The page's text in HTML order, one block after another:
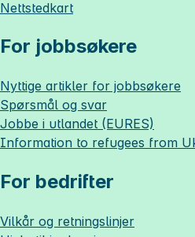
Nettstedkart
For jobbsøkere
Nyttige artikler for jobbsøkere
Spørsmål og svar
Jobbe i utlandet (EURES)
Information to refugees from
For bedrifter
Vilkår og retningslinjer